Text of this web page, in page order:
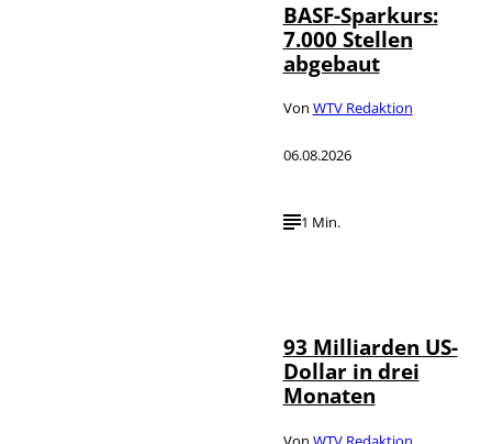
BASF-Sparkurs:
7.000 Stellen
abgebaut
Von WTV Redaktion
06.08.2026
1 Min.
93 Milliarden US-
Dollar in drei
Monaten